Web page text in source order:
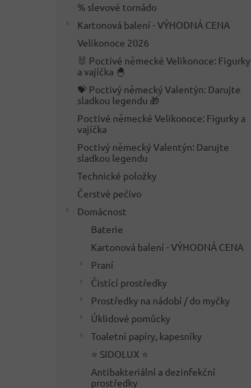
% slevové tornádo
Kartonová balení - VÝHODNÁ CENA
Velikonoce 2026
🐰 Poctivé německé Velikonoce: Figurky
a vajíčka 🐣
💝 Poctivý německý Valentýn: Darujte
sladkou legendu 🎁
Poctivé německé Velikonoce: Figurky a
vajíčka
Poctivý německý Valentýn: Darujte
sladkou legendu
Technické položky
Čerstvé pečivo
Domácnost
Baterie
Kartonová balení - VÝHODNÁ CENA
Praní
Čistící prostředky
Prostředky na nádobí / do myčky
Úklidové pomůcky
Toaletní papíry, kapesníky
⭐ SIDOLUX ⭐
Antibakteriální a dezinfekční
prostředky